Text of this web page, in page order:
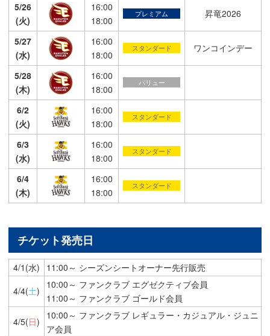
5/26
(火)
16:00
18:00
プレミアム 昇竜2026
5/27
(水)
16:00
18:00
スタンダード ワンコインデー
5/28
(木)
16:00
18:00
バリュー
6/2
(火)
16:00
18:00
スタンダード
6/3
(水)
16:00
18:00
スタンダード
6/4
(木)
16:00
18:00
スタンダード
チケット発売日
4/1(水)
11:00～ シーズンシートオーナー先行販売
4/4(土)
10:00～ ファンクラブ エグゼクティブ会員
11:00～ ファンクラブ ゴールド会員
4/5(日)
10:00～ ファンクラブ レギュラー・カジュアル・ジュニ
ア会員